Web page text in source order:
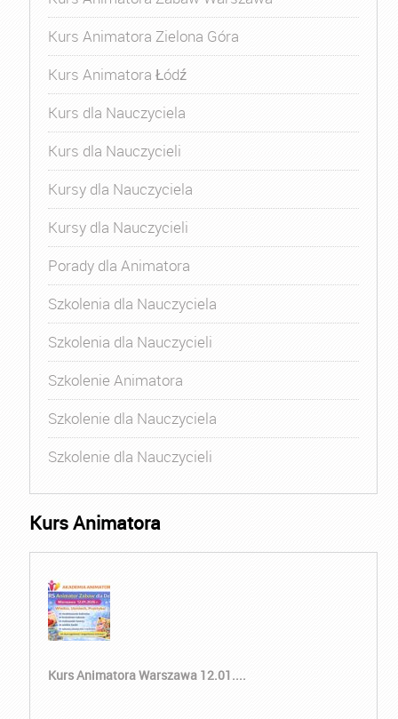
Kurs Animatora Zielona Góra
Kurs Animatora Łódź
Kurs dla Nauczyciela
Kurs dla Nauczycieli
Kursy dla Nauczyciela
Kursy dla Nauczycieli
Porady dla Animatora
Szkolenia dla Nauczyciela
Szkolenia dla Nauczycieli
Szkolenie Animatora
Szkolenie dla Nauczyciela
Szkolenie dla Nauczycieli
Kurs Animatora
Kurs Animatora Warszawa 12.01....